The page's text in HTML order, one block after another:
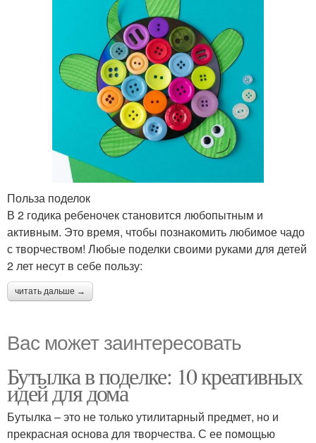
Польза поделок
В 2 годика ребеночек становится любопытным и
активным. Это время, чтобы познакомить любимое чадо
с творчеством! Любые поделки своими руками для детей
2 лет несут в себе пользу:
читать дальше →
Вас может заинтересовать
Бутылка в поделке: 10 креативных
идей для дома
Бутылка – это не только утилитарный предмет, но и
прекрасная основа для творчества. С ее помощью